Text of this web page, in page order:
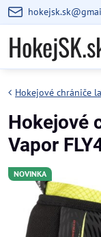
NOVINKA
Hokejové chrániče
Hokejové
Vapor